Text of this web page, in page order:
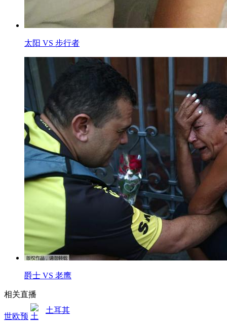
太阳 VS 步行者
爵士 VS 老鹰
相关直播
世欧预
土耳其